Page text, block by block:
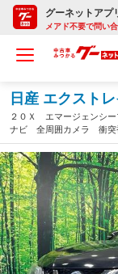
グーネットアプ
メアド不要で問い
日産 エクスト
２０Ｘ エマージェンシ
ナビ 全周囲カメラ 衝突
ト ドラレコ スマート
１７インチアルミ オー